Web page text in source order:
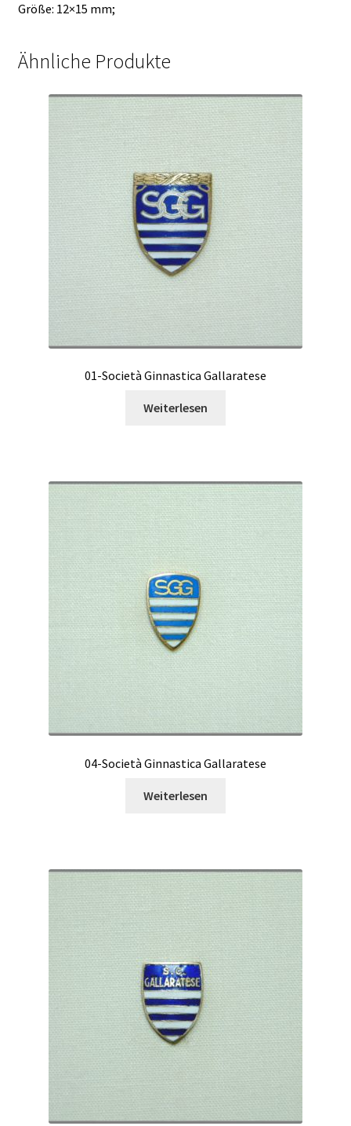
Größe: 12×15 mm;
Ähnliche Produkte
01-Società Ginnastica Gallaratese
Weiterlesen
04-Società Ginnastica Gallaratese
Weiterlesen